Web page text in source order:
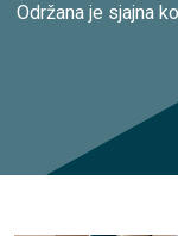
Održana je sjajna